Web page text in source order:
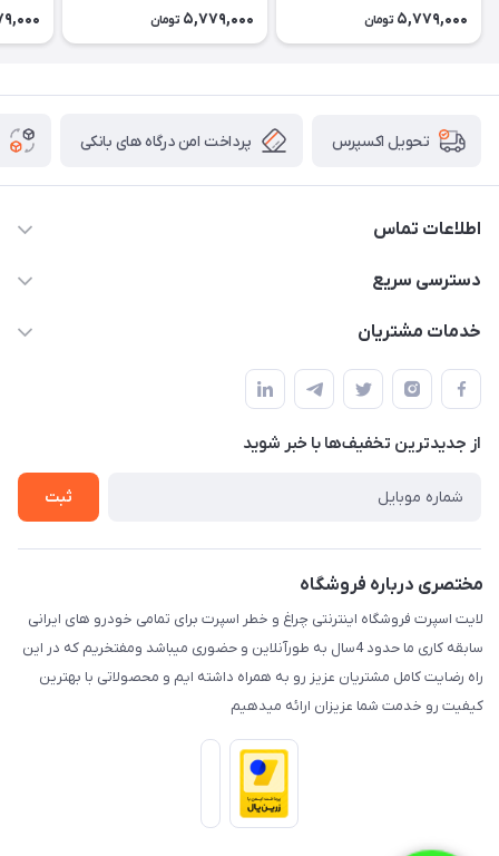
5,779,000 تومان 5,779,000 تومان
تحویل اکسپرس پرداخت امن درگاه های بانکی
اطلاعات تماس
09012926386
دسترسی سریع
حساب کاربری
لیست محصولات
درباره ما
خدمات مشتریان
قوانین و مقررات
حریم خصوصی
راهنما
از جدید‌ترین تخفیف‌ها با‌ خبر شوید
ثبت
مختصری درباره فروشگاه
لایت اسپرت فروشگاه اینترنتی چراغ و خطر اسپرت برای تمامی خودرو های ایرانی
سابقه کاری ما حدود 4سال به طورآنلاین و حضوری میباشد ومفتخریم که در این
راه رضایت کامل مشتریان عزیز رو به همراه داشته ایم و محصولاتی با بهترین
کیفیت رو خدمت شما عزیزان ارائه میدهیم